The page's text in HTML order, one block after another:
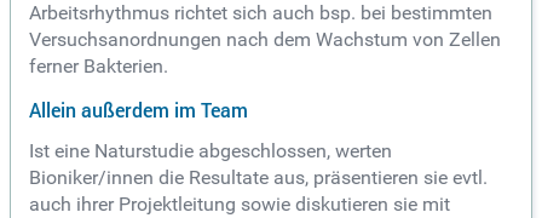
Arbeitsrhythmus richtet sich auch bsp. bei bestimmten
Versuchsanordnungen nach dem Wachstum von Zellen
ferner Bakterien.
Allein außerdem im Team
Ist eine Naturstudie abgeschlossen, werten
Bioniker/innen die Resultate aus, präsentieren sie evtl.
auch ihrer Projektleitung sowie diskutieren sie mit